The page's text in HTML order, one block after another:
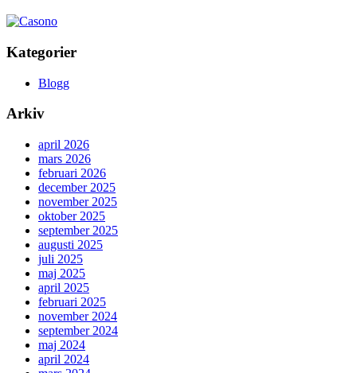
Kategorier
Blogg
Arkiv
april 2026
mars 2026
februari 2026
december 2025
november 2025
oktober 2025
september 2025
augusti 2025
juli 2025
maj 2025
april 2025
februari 2025
november 2024
september 2024
maj 2024
april 2024